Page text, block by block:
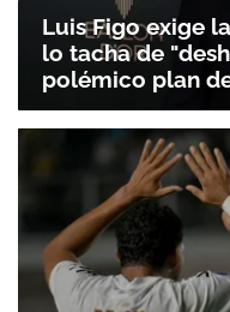
Luis Figo exige
lo tacha de
polémico plan